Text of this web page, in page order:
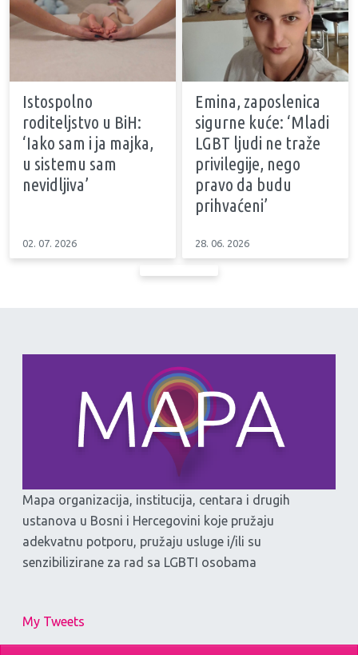
Istospolno
roditeljstvo u BiH:
‘Iako sam i ja majka,
u sistemu sam
nevidljiva’
02. 07. 2026
Emina, zaposlenica
sigurne kuće: ‘Mladi
LGBT ljudi ne traže
privilegije, nego
pravo da budu
prihvaćeni’
28. 06. 2026
Mapa organizacija, institucija, centara i drugih
ustanova u Bosni i Hercegovini koje pružaju
adekvatnu potporu, pružaju usluge i/ili su
senzibilizirane za rad sa LGBTI osobama
My Tweets